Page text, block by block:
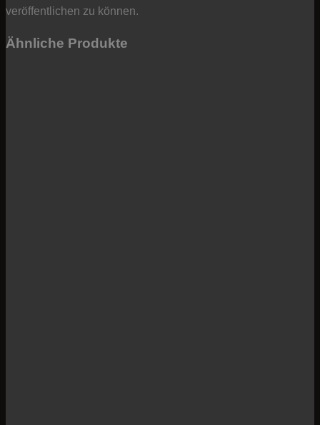
veröffentlichen zu können.
Ähnliche Produkte